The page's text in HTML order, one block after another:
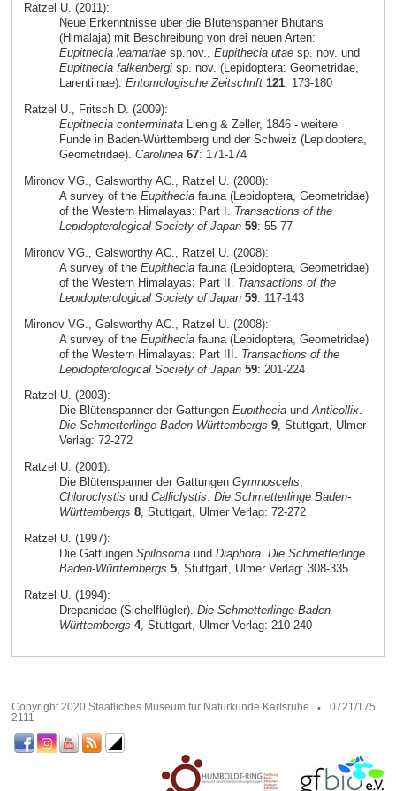
Ratzel U. (2011):
Neue Erkenntnisse über die Blütenspanner Bhutans
(Himalaja) mit Beschreibung von drei neuen Arten:
Eupithecia leamariaesp.nov., Eupithecia utaesp. nov. und
Eupithecia falkenbergisp. nov. (Lepidoptera: Geometridae,
Larentiinae). Entomologische Zeitschrift 121: 173-180
Ratzel U., Fritsch D. (2009):
Eupithecia conterminataLienig & Zeller, 1846 - weitere
Funde in Baden-Württemberg und der Schweiz (Lepidoptera,
Geometridae). Carolinea 67: 171-174
Mironov VG., Galsworthy AC., Ratzel U. (2008):
A survey of the Eupitheciafauna (Lepidoptera, Geometridae)
of the Western Himalayas: Part I. Transactions of the
Lepidopterological Society of Japan 59: 55-77
Mironov VG., Galsworthy AC., Ratzel U. (2008):
A survey of the Eupitheciafauna (Lepidoptera, Geometridae)
of the Western Himalayas: Part II. Transactions of the
Lepidopterological Society of Japan 59: 117-143
Mironov VG., Galsworthy AC., Ratzel U. (2008):
A survey of the Eupitheciafauna (Lepidoptera, Geometridae)
of the Western Himalayas: Part III. Transactions of the
Lepidopterological Society of Japan 59: 201-224
Ratzel U. (2003):
Die Blütenspanner der Gattungen EupitheciaundAnticollix.
Die Schmetterlinge Baden-Württembergs 9, Stuttgart, Ulmer
Verlag: 72-272
Ratzel U. (2001):
Die Blütenspanner der Gattungen Gymnoscelis,
Chloroclystis und Calliclystis. Die Schmetterlinge Baden-
Württembergs 8, Stuttgart, Ulmer Verlag: 72-272
Ratzel U. (1997):
Die Gattungen Spilosomaund Diaphora. Die Schmetterlinge
Baden-Württembergs 5, Stuttgart, Ulmer Verlag: 308-335
Ratzel U. (1994):
Drepanidae (Sichelflügler). Die Schmetterlinge Baden-
Württembergs 4, Stuttgart, Ulmer Verlag: 210-240
Copyright 2020 Staatliches Museum für Naturkunde Karlsruhe
0721/175
2111